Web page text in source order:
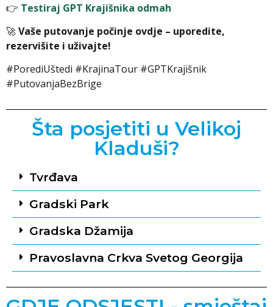
👉 Testiraj GPT Krajišnika odmah
🚀Vaše putovanje počinje ovdje – uporedite,
rezervišite i uživajte!
#PorediUštedi #KrajinaTour #GPTKrajišnik
#PutovanjaBezBrige
Šta posjetiti u Velikoj
Kladuši?
Tvrđava
Gradski Park
Gradska Džamija
Pravoslavna Crkva Svetog Georgija